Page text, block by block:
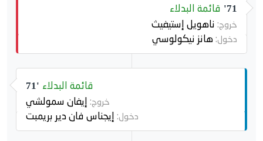
71' قائمة البدلاء
خروج: ناهويل إستيفيث
دخول:هانز نيكولوسي
71' قائمة البدلاء
خروج: إيفان سمولشي
دخول: إيجناس فان دير بريمبت